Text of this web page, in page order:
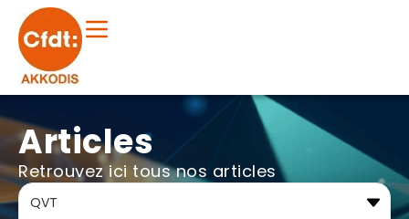
Articles
Retrouvez ici tous nos articles